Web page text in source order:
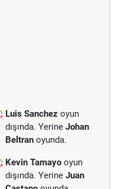
Luis Sanchez oyun
dışında. Yerine Johan
Beltran oyunda.
Kevin Tamayo oyun
dışında. Yerine Juan